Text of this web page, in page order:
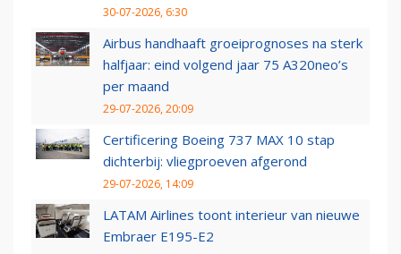
30-07-2026, 6:30
Airbus handhaaft groeiprognoses na sterk
halfjaar: eind volgend jaar 75 A320neo’s
per maand
29-07-2026, 20:09
Certificering Boeing 737 MAX 10 stap
dichterbij: vliegproeven afgerond
29-07-2026, 14:09
LATAM Airlines toont interieur van nieuwe
Embraer E195-E2